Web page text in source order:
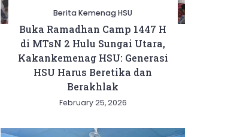
Berita Kemenag HSU
Buka Ramadhan Camp 1447 H
di MTsN 2 Hulu Sungai Utara,
Kakankemenag HSU: Generasi
HSU Harus Beretika dan
Berakhlak
February 25, 2026